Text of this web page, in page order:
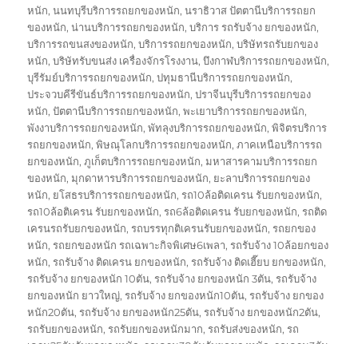
หนัก,นนทบุรีบริการรถยกของหนัก,นราธิวาส ปัตตานีบริการรถยก
ของหนัก,น่านบริการรถยกของหนัก,บริการ รถรับจ้าง ยกของหนัก,
บริการรถขนสงของหนัก,บริการรถยกของหนัก,บริษัทรถรับยกของ
หนัก,บริษัทรับขนส่ง เครื่องจักรโรงงาน,บึงกาฬบริการรถยกของหนัก,
บุรีรัมย์บริการรถยกของหนัก,ปทุมธานีบริการรถยกของหนัก,
ประจวบคีรีขันธ์บริการรถยกของหนัก,ปราจีนบุรีบริการรถยกของ
หนัก,ปัตตานีบริการรถยกของหนัก,พะเยาบริการรถยกของหนัก,
พังงาบริการรถยกของหนัก,พัทลุงบริการรถยกของหนัก,พิจิตรบริการ
รถยกของหนัก,พิษณุโลกบริการรถยกของหนัก,ภาคเหนือบริการรถ
ยกของหนัก,ภูเก็ตบริการรถยกของหนัก,มหาสารคามบริการรถยก
ของหนัก,มุกดาหารบริการรถยกของหนัก, ยะลาบริการรถยกของ
หนัก, ยโสธรบริการรถยกของหนัก,รถ10ล้อติดเครน รับยกของหนัก,
รถ10ล้อติเครน รับยกของหนัก,รถ6ล้อติดเครน รับยกของหนัก,รถติด
เครนรถรับยกของหนัก,รถบรรทุกติเครนรับยกของหนัก,รถยกของ
หนัก,รถยกของหนัก รถเฉพาะกิจพิเศษ6เพลา,รถรับจ้าง 10ล้อยกของ
หนัก,รถรับจ้าง ติดเครน ยกของหนัก,รถรับจ้าง ติดเฮี๊ยบ ยกของหนัก,
รถรับจ้าง ยกของหนัก 10ตัน,รถรับจ้าง ยกของหนัก 3ตัน,รถรับจ้าง
ยกของหนัก ยาวใหญ่,รถรับจ้าง ยกของหนัก10ตัน,รถรับจ้าง ยกของ
หนัก20ตัน,รถรับจ้าง ยกของหนัก25ตัน,รถรับจ้าง ยกของหนัก2ตัน,
รถรับยกของหนัก,รถรับยกของหนักมาก,รถรับส่งของหนัก,รถ